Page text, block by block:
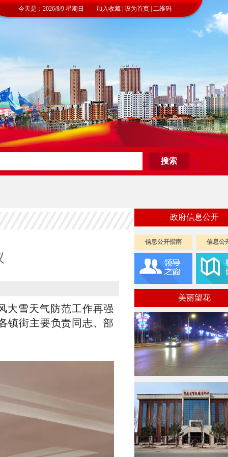
今天是：2026/8/9 星期日 加入收藏 | 设为首页 | 二维码
大雪天气防范工作再强
镇街主要负责同志、部
政府信息公开
信息公开指南 信息公
美丽望花